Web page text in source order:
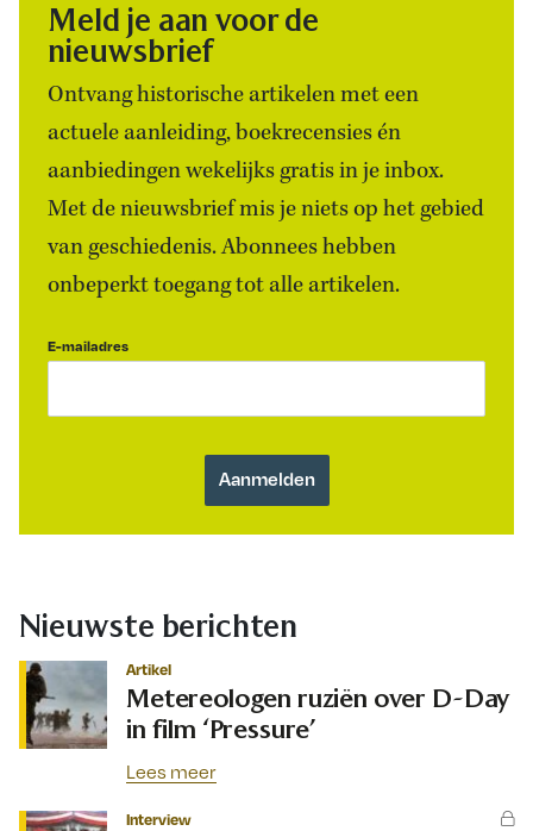
Meld je aan voor de
nieuwsbrief
Ontvang historische artikelen met een
actuele aanleiding, boekrecensies én
aanbiedingen wekelijks gratis in je inbox.
Met de nieuwsbrief mis je niets op het gebied
van geschiedenis. Abonnees hebben
onbeperkt toegang tot alle artikelen.
E-mailadres
Nieuwste berichten
Artikel
Metereologen ruziën over D-Day
in film ‘Pressure’
Lees meer
Interview